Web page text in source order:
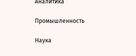
Аналитика
Промышленность
Наука